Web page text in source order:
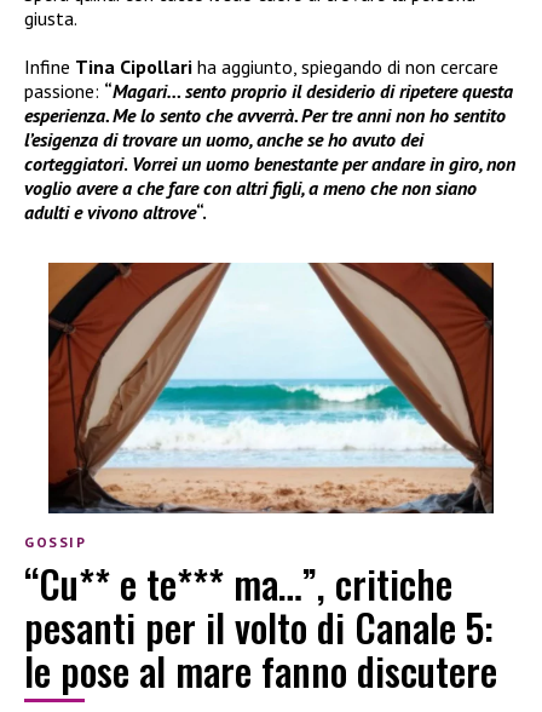
giusta.
Infine Tina Cipollari ha aggiunto, spiegando di non cercare
passione: “Magari… sento proprio il desiderio di ripetere questa
esperienza. Me lo sento che avverrà. Per tre anni non ho sentito
l’esigenza di trovare un uomo, anche se ho avuto dei
corteggiatori. Vorrei un uomo benestante per andare in giro, non
voglio avere a che fare con altri figli, a meno che non siano
adulti e vivono altrove“.
GOSSIP
“Cu** e te*** ma…”, critiche
pesanti per il volto di Canale 5:
le pose al mare fanno discutere